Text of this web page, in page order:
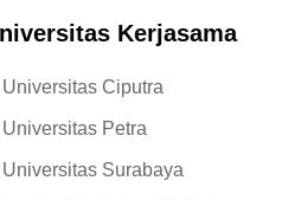
Kerjasama
Universitas Ciputra
Universitas Petra
Universitas Surabaya